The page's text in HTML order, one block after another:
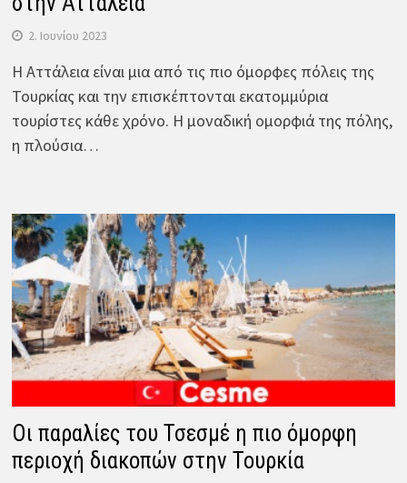
2. Ιουνίου 2023
Η Αττάλεια είναι μια από τις πιο όμορφες πόλεις της
Τουρκίας και την επισκέπτονται εκατομμύρια
τουρίστες κάθε χρόνο. Η μοναδική ομορφιά της πόλης,
η πλούσια…
Οι παραλίες του Τσεσμέ η πιο όμορφη
περιοχή διακοπών στην Τουρκία